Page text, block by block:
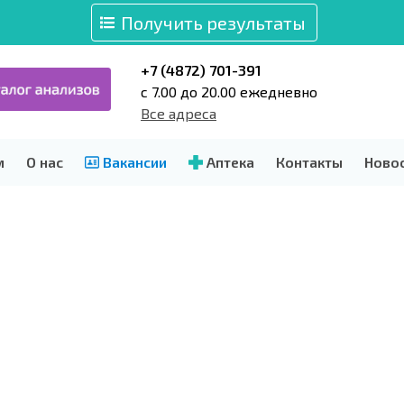
Получить результаты
+7 (4872) 701-391
c 7.00 до 20.00 ежедневно
Все адреса
О нас Вакансии Аптека Контакты